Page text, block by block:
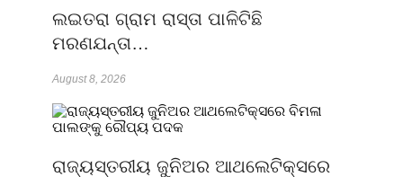
ଲଇତରା ଗ୍ରାମ ରାସ୍ତା ପାଳିଟିଛି
ମରଣଯନ୍ତା…
August 8, 2026
ରାଜ୍ୟସ୍ତରୀୟ ଜୁନିଅର ଆଥଲେଟିକ୍ସରେ